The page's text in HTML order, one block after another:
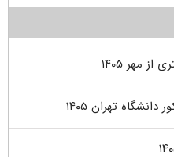
مهر ۱۴۰۵
تهران ۱۴۰۵